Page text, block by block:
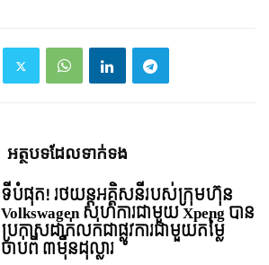
អត្ថបទ​ដែល​ទាក់ទង
ទីបំផុត! រថយន្ដអគ្គិសនីរបស់ក្រុមហ៊ុន
Volkswagen សហការជាមួយ Xpeng បាន
ប្រកាសដាក់លក់ជាផ្លូវការជាមួយតម្លៃ
ចាប់ពី ៣មុឺនដុល្លារ